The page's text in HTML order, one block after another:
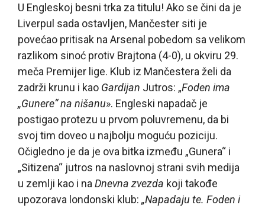
U Engleskoj besni trka za titulu! Ako se čini da je
Liverpul sada ostavljen, Mančester siti je
povećao pritisak na Arsenal pobedom sa velikom
razlikom sinoć protiv Brajtona (4-0), u okviru 29.
meča Premijer lige. Klub iz Mančestera želi da
zadrži krunu i kao Gardijan Jutros: „Foden ima
„Gunere“ na nišanu». Engleski napadač je
postigao protezu u prvom poluvremenu, da bi
svoj tim doveo u najbolju moguću poziciju.
Očigledno je da je ova bitka između „Gunera“ i
„Sitizena“ jutros na naslovnoj strani svih medija
u zemlji kao i na Dnevna zvezda koji takođe
upozorava londonski klub: „Napadaju te. Foden i